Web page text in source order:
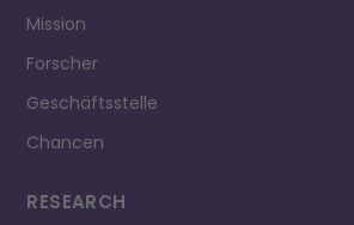
Mission
Forscher
Geschäftsstelle
Chancen
RESEARCH